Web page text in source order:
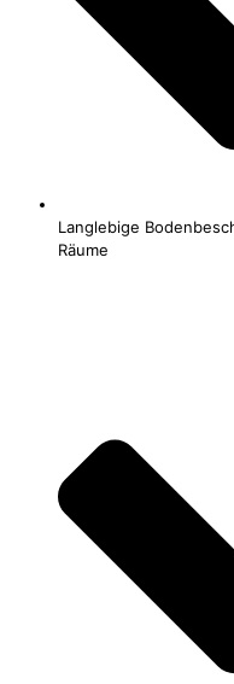
Langlebige
Räume